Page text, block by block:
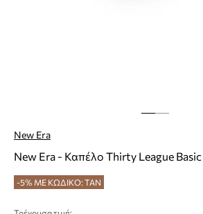
New Era
New Era - Καπέλο Thirty League Basic
-5% ΜΕ ΚΩΔΙΚΟ: TAN